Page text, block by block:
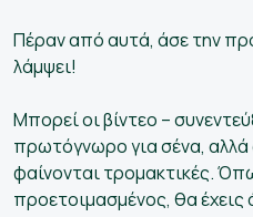
Πέραν από αυτά, άσε την
λάμψει!
Μπορεί οι βίντεο –
πρωτόγνωρο για σένα, αλλά
φαίνονται τρομακτικές.
προετοιμασμένος, θα έχεις